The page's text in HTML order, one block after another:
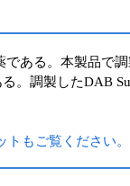
である。本製品で
。調製したDAB
トもご覧ください。